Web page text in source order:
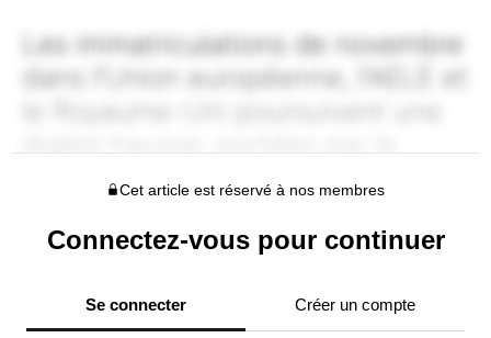
Cet article est réservé à nos membres
Connectez-vous pour continuer
Se connecter Créer un compte